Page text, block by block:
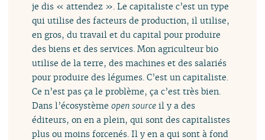
je dis « attendez ». Le capitaliste c’est un type
qui utilise des facteurs de production, il utilise,
en gros, du travail et du capital pour produire
des biens et des services. Mon agriculteur bio
utilise de la terre, des machines et des salariés
pour produire des légumes. C’est un capitaliste.
Ce n’est pas ça le problème, ça c’est très bien.
Dans l’écosystèmeopen source il y a des
éditeurs, on en a plein, qui sont des capitalistes
plus ou moins forcenés. Il y en a qui sont à fond